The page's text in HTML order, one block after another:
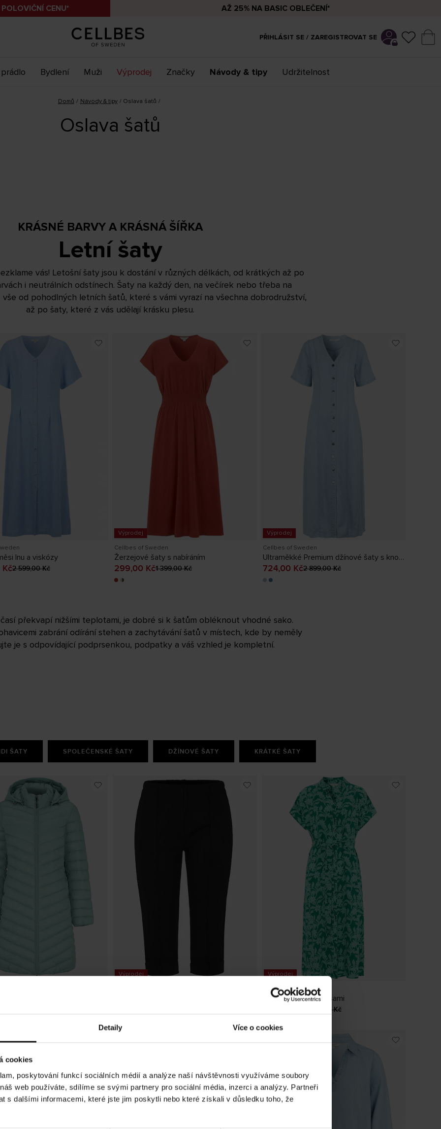
Detaily Více o cookies
cookies
poskytování funkcí sociálních médií a analýze naší návštěvnosti využíváme soubory
web používáte, sdílíme se svými partnery pro sociální média, inzerci a analýzy. Partneři
s dalšími informacemi, které jste jim poskytli nebo které získali v důsledku toho, že
CENU* AŽ 25% NA BASIC OBLEČENÍ*
PŘIHLÁSIT SE / ZAREGISTROVAT SE
Bydlení Muži Výprodej Značky Návody & tipy Udržitelnost
Domů Návody & tipy Oslava šatů
Oslava šatů
KRÁSNÉ BARVY A KRÁSNÁ ŠÍŘKA
Letní šaty
vás! Letošní šaty jsou k dostání v různých délkách, od krátkých až po
i neutrálních odstínech. Šaty na každý den, na večírek nebo třeba na
od pohodlných letních šatů, které s vámi vyrazí na všechna dobrodružství,
až po šaty, které z vás udělají krásku plesu.
lnu a viskózy
Aktuální cena
Kč
Předchozí cena
2 599,00 Kč
Výprodej
Cellbes of Sweden
Žerzejové šaty s nabíráním
Aktuální cena:299,00 Kč
cena
:
299,00 Kč1 399,00 Kč
Výprodej
Cellbes of Sweden
Ultraměkké Premium džínové šaty s knoflíky
Aktuální cena:724,00 Kč Předchozí
cena
:2 899,00 Kč
724,00 Kč2 899,00 Kč
překvapí nižšími teplotami, je dobré si k šatům obléknout vhodné sako.
zabrání odírání stehen a zachytávání šatů v místech, kde by neměly
je s odpovídající podprsenkou, podpatky a váš vzhled je kompletní.
ŠATY SPOLEČENSKÉ ŠATY DŽÍNOVÉ ŠATY KRÁTKÉ ŠATY
cena:2 499,00 Kč
Výprodej
cena:999,00 Kč
Výprodej
Cellbes of Sweden
Košilové šaty s kapsami
Aktuální cena: 552,00 Kč
cena:1 699,00 Kč
1 699,00 Kč